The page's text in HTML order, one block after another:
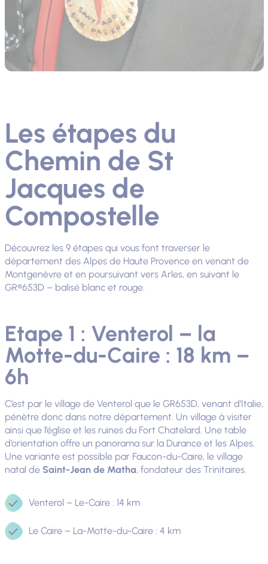
Les étapes du
Chemin de St
Jacques de
Compostelle
Découvrez les 9 étapes qui vous font traverser le
département des Alpes de Haute Provence en venant de
Montgenèvre et en poursuivant vers Arles, en suivant le
GR®653D – balisé blanc et rouge.
Etape 1 : Venterol – la
Motte-du-Caire : 18 km –
6h
C’est par le village de Venterol que le GR653D, venant d’Italie,
pénètre donc dans notre département. Un village à visiter
ainsi que l’église et les ruines du Fort Chatelard. Une table
d’orientation offre un panorama sur la Durance et les Alpes.
Une variante est possible par Faucon-du-Caire, le village
natal de Saint-Jean de Matha, fondateur des Trinitaires.
Venterol – Le-Caire : 14 km
Le Caire – La-Motte-du-Caire : 4 km